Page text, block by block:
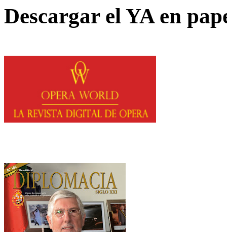
Descargar el YA en